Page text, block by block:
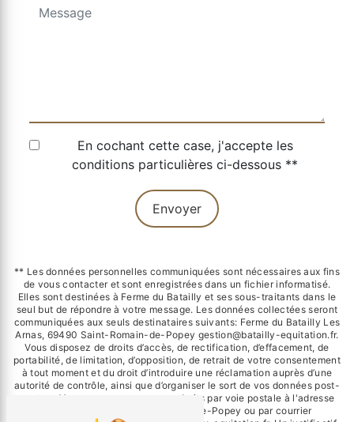
En cochant cette case, j'accepte les
conditions particulières ci-dessous **
Envoyer
** Les données personnelles communiquées sont nécessaires aux fins
de vous contacter et sont enregistrées dans un fichier informatisé.
Elles sont destinées à Ferme du Batailly et ses sous-traitants dans le
seul but de répondre à votre message. Les données collectées seront
communiquées aux seuls destinataires suivants: Ferme du Batailly Les
Arnas, 69490 Saint-Romain-de-Popey gestion@batailly-equitation.fr.
Vous disposez de droits d’accès, de rectification, d’effacement, de
portabilité, de limitation, d’opposition, de retrait de votre consentement
à tout moment et du droit d’introduire une réclamation auprès d’une
autorité de contrôle, ainsi que d’organiser le sort de vos données post-
mortem. Vous pouvez exercer ces droits par voie postale à l'adresse
Les Arnas, 69490 Saint-Romain-de-Popey ou par courrier